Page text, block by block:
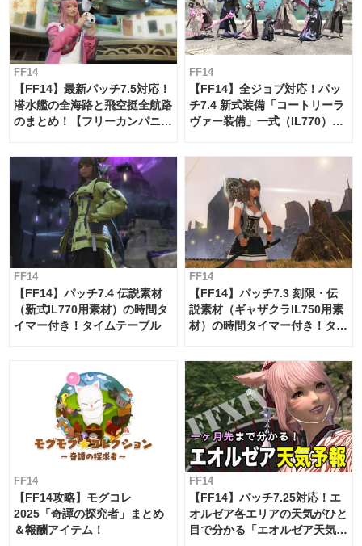
FF14
【FF14】最新パッチ7.5対応！
潜水艦の全海路と飛空挺全航路
のまとめ！【フリーカンパニ
FF14
【FF14】全ジョブ対応！パッ
チ7.4 新式装備「コートリーラ
ヴァー装備」一式（IL770）の
FF14
【FF14】パッチ7.4 伝説素材
（新式IL770用素材）の時間タ
イマー付き！タイムテーブル
FF14
【FF14】パッチ7.3 刻限・伝
説素材（ギャザクラIL750用素
材）の時間タイマー付き！タイ
FF14
【FF14攻略】モグコレ
2025「奇譚の探究者」まとめ
＆報酬アイテム！
FF14
【FF14】パッチ7.25対応！エ
オルゼア各エリアの天気がひと
目で分かる「エオルゼア天気予